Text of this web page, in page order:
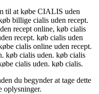
til at købe CIALIS uden
billige cialis uden recept.
recept online, køb cialis
recept. køb cialis uden
cialis online uden recept.
køb cialis uden. køb cialis
cialis uden. køb cialis.
du begynder at tage dette
oplysninger.